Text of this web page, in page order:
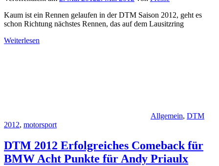
Kaum ist ein Rennen gelaufen in der DTM Saison 2012, geht es
schon Richtung nächstes Rennen, das auf dem Lausitzring
Weiterlesen
Allgemein, DTM
2012, motorsport
DTM 2012 Erfolgreiches Comeback für
BMW Acht Punkte für Andy Priaulx